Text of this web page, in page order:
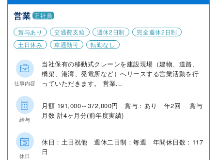
営業 正社員
賞与あり
交通費支給 週休2日制
完全週休2日制
土日休み
車通勤可 転勤なし
仕事内容
当社保有の移動式クレーンを建設現場（建物、道路、
橋梁、港湾、発電所など）へリースする営業活動を行
っていただきます。 営業...
給与
月額 191,000～372,000円 賞与：あり 年2回 賞与
月数 計4ヶ月分(前年度実績)
休日
休日：土日祝他 週休二日制：毎週 年間休日数：117
日